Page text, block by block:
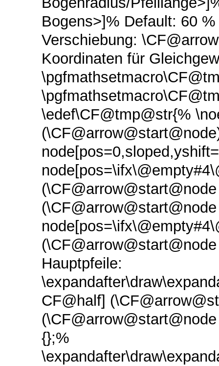
Bogens>]% Default: 60
Verschiebung:
Koordinaten für
\edef\CF@tmp@str{%
Hauptpfeile:
CF@half]
{};%